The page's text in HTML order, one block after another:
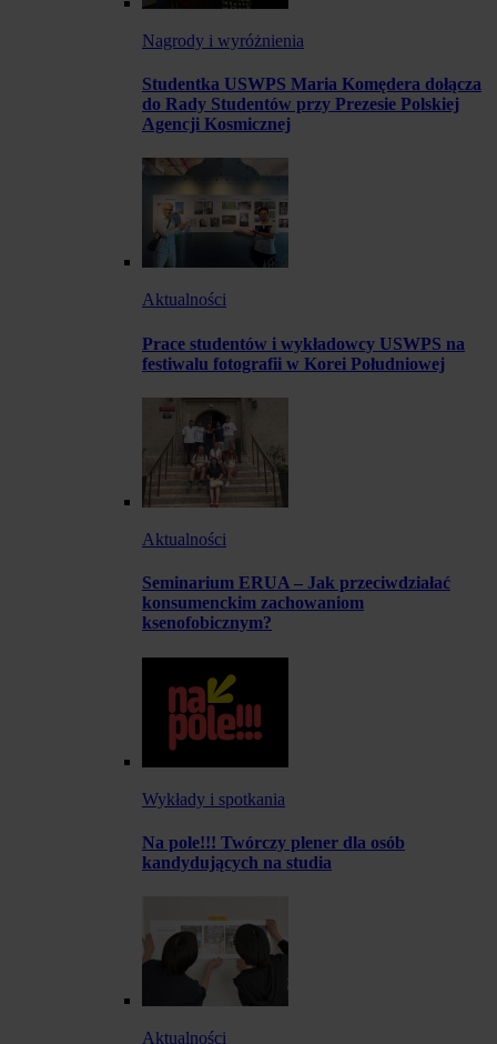
Nagrody i wyróżnienia
Studentka USWPS Maria Komędera dołącza
do Rady Studentów przy Prezesie Polskiej
Agencji Kosmicznej
Aktualności
Prace studentów i wykładowcy USWPS na
festiwalu fotografii w Korei Południowej
Aktualności
Seminarium ERUA – Jak przeciwdziałać
konsumenckim zachowaniom
ksenofobicznym?
Wykłady i spotkania
Na pole!!! Twórczy plener dla osób
kandydujących na studia
Aktualności